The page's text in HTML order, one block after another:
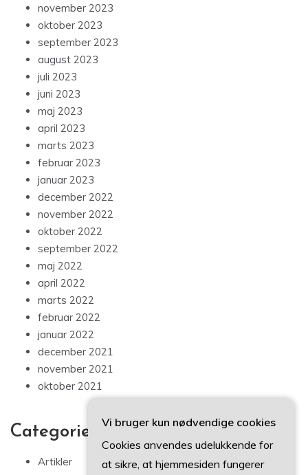
november 2023
oktober 2023
september 2023
august 2023
juli 2023
juni 2023
maj 2023
april 2023
marts 2023
februar 2023
januar 2023
december 2022
november 2022
oktober 2022
september 2022
maj 2022
april 2022
marts 2022
februar 2022
januar 2022
december 2021
november 2021
oktober 2021
Categories
Artikler
Vi bruger kun nødvendige cookies
Cookies anvendes udelukkende for
at sikre, at hjemmesiden fungerer